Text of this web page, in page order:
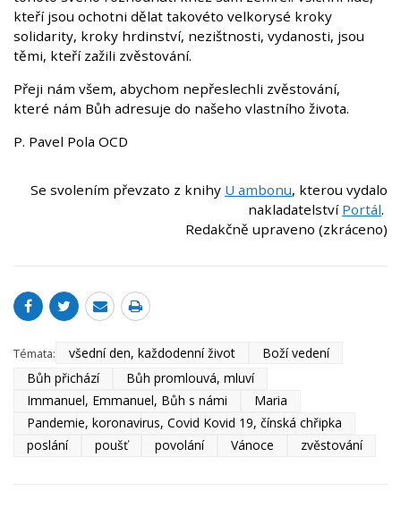
kteří jsou ochotni dělat takovéto velkorysé kroky
solidarity, kroky hrdinství, nezištnosti, vydanosti, jsou
těmi, kteří zažili zvěstování.
Přeji nám všem, abychom nepřeslechli zvěstování,
které nám Bůh adresuje do našeho vlastního života.
P. Pavel Pola OCD
Se svolením převzato z knihy U ambonu, kterou vydalo
nakladatelství Portál.
Redakčně upraveno (zkráceno)
Témata: všední den, každodenní život
Boží vedení
Bůh přichází
Bůh promlouvá, mluví
Immanuel, Emmanuel, Bůh s námi
Maria
Pandemie, koronavirus, Covid Kovid 19, čínská chřipka
poslání
poušť povolání Vánoce zvěstování